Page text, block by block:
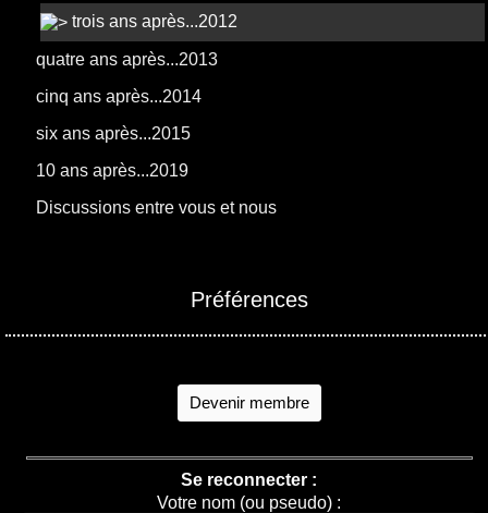
trois ans après...2012
quatre ans après...2013
cinq ans après...2014
six ans après...2015
10 ans après...2019
Discussions entre vous et nous
Préférences
Devenir membre
Se reconnecter :
Votre nom (ou pseudo) :